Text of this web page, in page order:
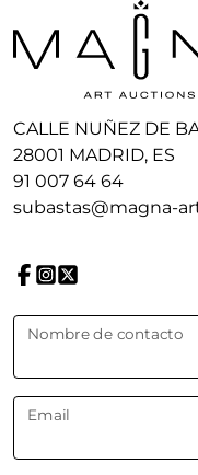
CALLE NUÑEZ DE
28001 MADRID, ES
91 007 64 64
subastas@magna-
Nombre de contacto
Email